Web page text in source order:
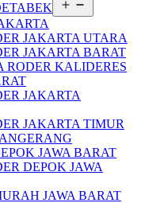
menu
JAKARTA UTARA
JAKARTA BARAT
RODER KALIDERES
JAKARTA
JAKARTA TIMUR
JAWA BARAT
DEPOK JAWA
JAWA BARAT